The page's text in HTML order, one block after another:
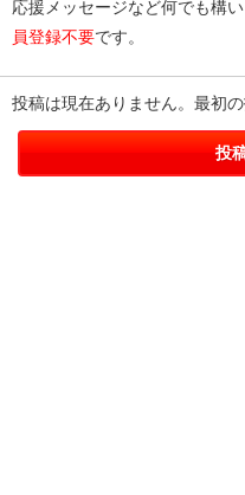
応援メッセージなど何でも構
員登録不要です。
投稿は現在ありません。最初
投